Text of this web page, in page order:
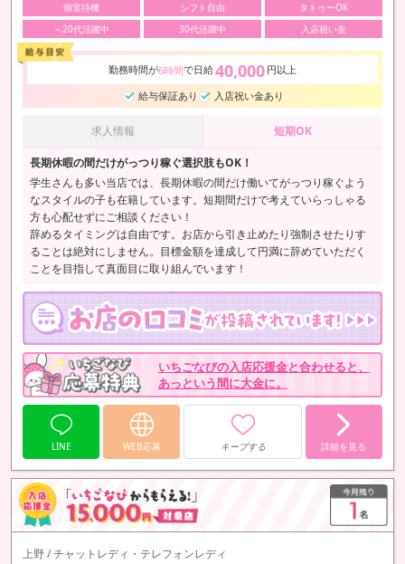
個室待機 シフト自由
タトゥーOK
～20代活躍中
30代活躍中 入店祝い金
勤務時間が6時間で日給40,000 円以上
給与保証あり
入店祝い金あり
求人情報 短期OK
長期休暇の間だけがっつり稼ぐ選択肢もOK！
学生さんも多い当店では、長期休暇の間だけ働いてがっつり稼ぐよう
なスタイルの子も在籍しています。短期間だけで考えていらっしゃる
方も心配せずにご相談ください！
辞めるタイミングは自由です。お店から引き止めたり強制させたりす
ることは絶対にしません。目標金額を達成して円満に辞めていただく
ことを目指して真面目に取り組んでいます！
いちごなびの入店応援金と合わせると、
あっという間に大金に。
LINE WEB応募 キープする 詳細を見る
上野 / チャットレディ・テレフォンレディ